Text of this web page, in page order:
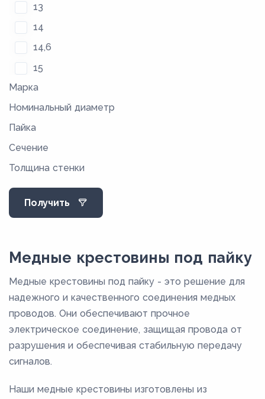
13
14
14,6
15
16
17
17,6
18,4
19
20,4
24
34,5
36,5
38,5
51,5
Марка
Номинальный диаметр
Пайка
Сечение
Толщина стенки
Получить
Медные крестовины под пайку
Медные крестовины под пайку - это решение для
надежного и качественного соединения медных
проводов. Они обеспечивают прочное
электрическое соединение, защищая провода от
разрушения и обеспечивая стабильную передачу
сигналов.
Наши медные крестовины изготовлены из